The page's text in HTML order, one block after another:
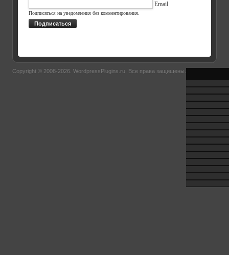
Email
Подписаться на уведомления без комментирования.
Подписаться
Copyright © 2008-2026. WordpressPlugins.ru . Все права защищены.